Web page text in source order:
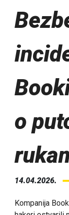
o
14.04.2026.
Kompanija